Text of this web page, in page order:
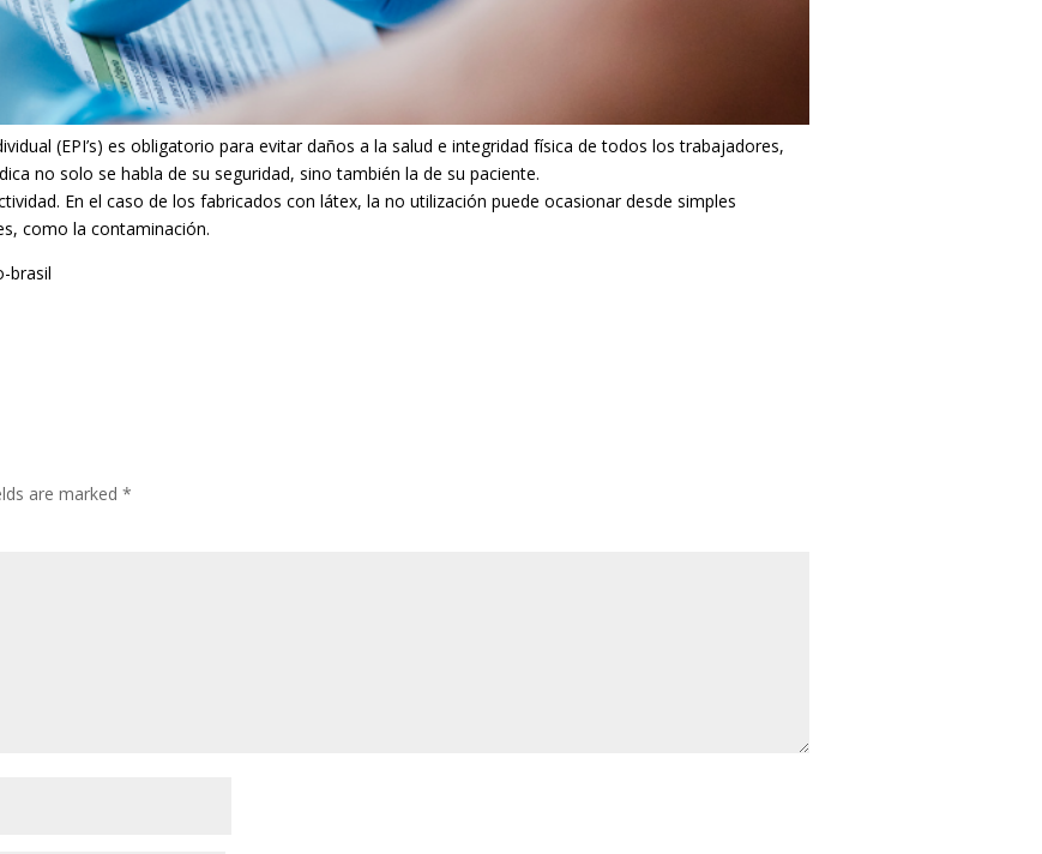
(EPI’s) es obligatorio para evitar daños a la salud e integridad física de todos los trabajadores,
no solo se habla de su seguridad, sino también la de su paciente.
En el caso de los fabricados con látex, la no utilización puede ocasionar desde simples
como la contaminación.
brasil
are marked*